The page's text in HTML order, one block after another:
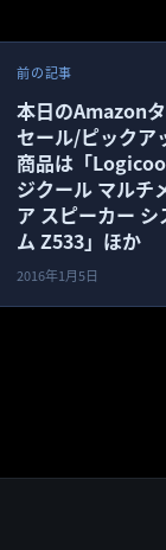
前の記事
本日のAmazon
セール/ピックア
商品は「
ジクール マルチ
ア スピーカー シ
ム Z533」ほか
2016年1月5日